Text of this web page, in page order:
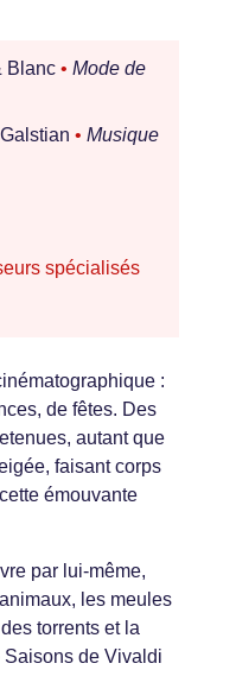
Blanc • Mode de
• Musique
spécialisés
:
de fêtes. Des
autant que
faisant corps
émouvante
par lui-même,
les meules
torrents et la
Saisons de Vivaldi